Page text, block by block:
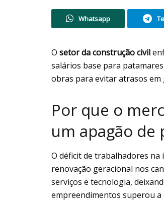
Whatsapp
O setor da construção civil
salários base para
obras para evitar atrasos
Por que o
um apagão de
O déficit de trabalhadores
renovação geracional nos
serviços e tecnologia,
empreendimentos superou